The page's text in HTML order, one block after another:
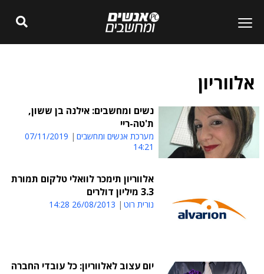
אלווריון
נשים ומחשבים: אילנה בן ששון,
ת'טה-ריי
מערכת אנשים ומחשבים
07/11/2019
14:21
אלווריון תימכר לוואלי טלקום תמורת
3.3 מיליון דולרים
נורית רוט 26/08/2013 14:28
יום עצוב לאלווריון: כל עובדי החברה